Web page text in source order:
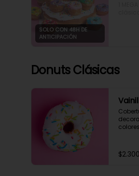
SOLO CON 48H DE
ANTICIPACIÓN
Donuts Clásicas
$2.300